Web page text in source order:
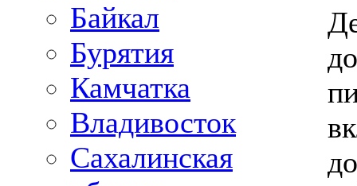
Байкал
Бурятия
Камчатка
Владивосток
Сахалинская